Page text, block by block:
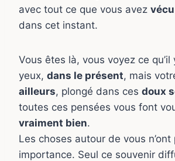
avec tout ce que vous avez
dans cet instant.
Vous êtes là, vous voyez ce
yeux, dans le présent, mais
ailleurs, plongé dans ces doux
toutes ces pensées vous font
vraiment bien.
Les choses autour de vous n’ont
importance. Seul ce souvenir